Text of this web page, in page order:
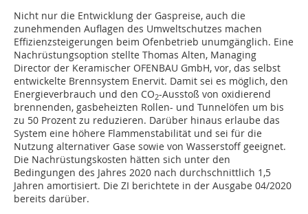
Nicht nur die Entwicklung der Gaspreise, auch die
zunehmenden Auflagen des Umweltschutzes machen
Effizienzsteigerungen beim Ofenbetrieb unumgänglich. Eine
Nachrüstungsoption stellte Thomas Alten, Managing
Director der Keramischer OFENBAU GmbH, vor, das selbst
entwickelte Brennsystem Enervit. Damit sei es möglich, den
Energieverbrauch und den CO2-Ausstoß von oxidierend
brennenden, gasbeheizten Rollen- und Tunnelöfen um bis
zu 50 Prozent zu reduzieren. Darüber hinaus erlaube das
System eine höhere Flammenstabilität und sei für die
Nutzung alternativer Gase sowie von Wasserstoff geeignet.
Die Nachrüstungskosten hätten sich unter den
Bedingungen des Jahres 2020 nach durchschnittlich 1,5
Jahren amortisiert. Die ZI berichtete in der Ausgabe 04/2020
bereits darüber.